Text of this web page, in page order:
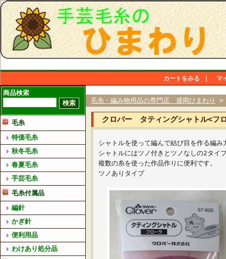
カートをみる マ
商品検索
毛糸
特価毛糸
秋冬毛糸
春夏毛糸
手芸毛糸
毛糸付属品
編針
かぎ針
便利用品
わけあり処分品
毛糸・編み物用品の専門店 盛岡ひまわり
クロバー タティングシャトル<フ
シャトルを使って編んで結び目を作る編
シャトルにはツノ付きとツノなしの2タイ
複数の糸を使った作品作りに便利です。
ツノありタイプ